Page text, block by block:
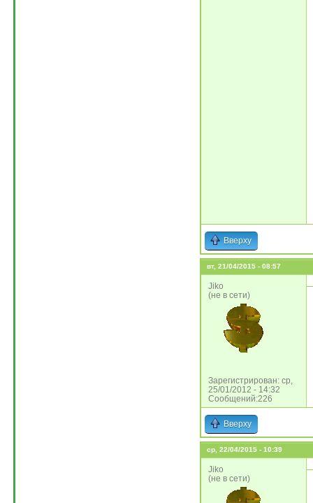
Вверху
вт, 21/04/2015 - 08:57
Jiko
(не в сети)
Зарегистрирован: ср,
25/01/2012 - 14:32
Сообщений:226
Вверху
ср, 22/04/2015 - 10:39
Jiko
(не в сети)